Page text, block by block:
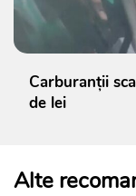
Carburanții
de lei
Alte